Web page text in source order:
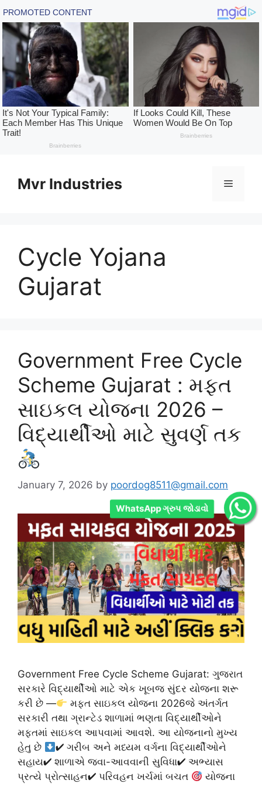
WhatsApp ગ્રુપ જોડાવો
contentMvr Industries Menu
Cycle Yojana
Gujarat
Government Free Cycle
Scheme Gujarat : મફત
સાઇકલ યોજના 2026 –
વિદ્યાર્થીઓ માટે સુવર્ણ તક
January 7, 2026 by poordog8511@gmail.com
Government Free Cycle Scheme Gujarat: ગુજરાત
સરકારે વિદ્યાર્થીઓ માટે એક ખૂબજ સુંદર યોજના શરૂ
કરી છે —
મફત સાઇકલ યોજના 2026જે અંતર્ગત
સરકારી તથા ગ્રાન્ટેડ શાળામાં ભણતા વિદ્યાર્થીઓને
મફતમાં સાઇકલ આપવામાં આવશે. આ યોજનાનો મુખ્ય
હેતુ છે
✔ ગરીબ અને મધ્યમ વર્ગના વિદ્યાર્થીઓને
સહાય✔ શાળાએ જવા-આવવાની સુવિધા✔ અભ્યાસ
પ્રત્યે પ્રોત્સાહન✔ પરિવહન ખર્ચમાં બચત
યોજના